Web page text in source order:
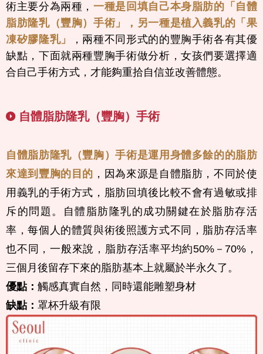
術主要分為兩種，一種是回填自己本身脂肪的「自體
脂肪隆乳（豐胸）手術」，另一種是植入義乳的「果
凍矽膠隆乳」
，兩種不同形式的的豐胸手術各有其優
缺點，下面就兩種豐胸手術做分析，女孩們要選擇適
合自己手術方式，才能夠重拾自信並改善體態。
自體脂肪隆乳（豐胸）手術
自體脂肪隆乳（豐胸）手術是運用身體多餘的的脂肪
來達到豐胸的目的 ，因為來源是自體脂肪，不同於使
用義乳的手術方式，脂肪回填後比較不會有過敏或排
斥的問題。自體脂肪隆乳的成功關鍵在於脂肪存活
率，每個人的體質與術後照護方式不同，脂肪存活率
也不同，一般來說，脂肪存活率平均約50%－70%，
三個月後留存下來的脂肪基本上就屬於半永久了。
優點： 觸感真實自然，同時還能雕塑身材
缺點： 罩杯升級有限